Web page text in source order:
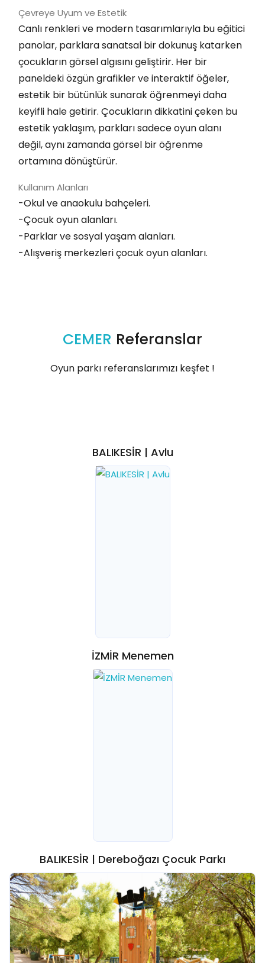
Çevreye Uyum ve Estetik
Canlı renkleri ve modern tasarımlarıyla bu eğitici
panolar, parklara sanatsal bir dokunuş katarken
çocukların görsel algısını geliştirir. Her bir
paneldeki özgün grafikler ve interaktif öğeler,
estetik bir bütünlük sunarak öğrenmeyi daha
keyifli hale getirir. Çocukların dikkatini çeken bu
estetik yaklaşım, parkları sadece oyun alanı
değil, aynı zamanda görsel bir öğrenme
ortamına dönüştürür.
Kullanım Alanları
-Okul ve anaokulu bahçeleri.
-Çocuk oyun alanları.
-Parklar ve sosyal yaşam alanları.
-Alışveriş merkezleri çocuk oyun alanları.
CEMER Referanslar
Oyun parkı referanslarımızı keşfet !
BALIKESİR | Avlu
İZMİR Menemen
BALIKESİR | Dereboğazı Çocuk Parkı